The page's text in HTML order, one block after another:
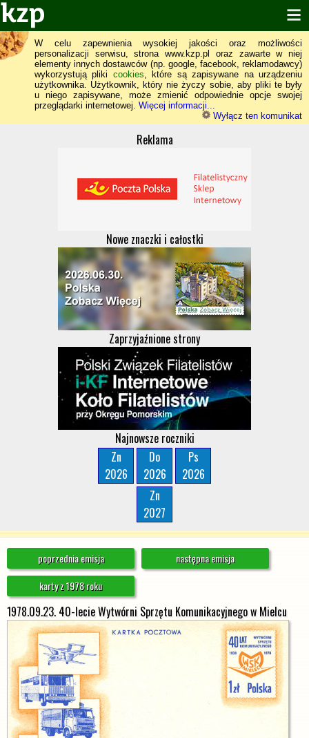
W celu zapewnienia wysokiej jakości oraz możliwości
personalizacji serwisu, strona www.kzp.pl oraz zawarte w niej
elementy innych dostawców (np. google, facebook, reklamodawcy)
wykorzystują pliki cookies, które są zapisywane na urządzeniu
użytkownika. Użytkownik, który nie życzy sobie, aby pliki te były
u niego zapisywane, może zmienić odpowiednie opcje swojej
przeglądarki internetowej. Więcej informacji...
Wyłącz ten komunikat
Reklama
Nowe znaczki i całostki
Zaprzyjaźnione strony
Najnowsze roczniki
Zn
2026
Do
2026
Ps
2026
Zn
2027
poprzednia emisja
następna emisja
karty z 1978 roku
1978.09.23. 40-lecie Wytwórni Sprzętu Komunikacyjnego w Mielcu